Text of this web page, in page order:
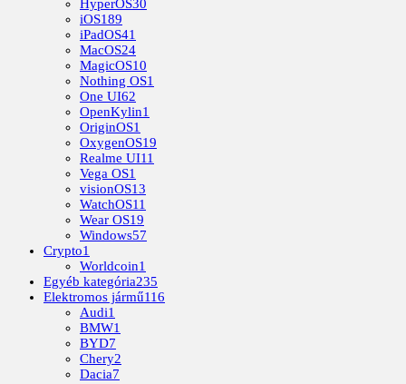
HyperOS30
iOS189
iPadOS41
MacOS24
MagicOS10
Nothing OS1
One UI62
OpenKylin1
OriginOS1
OxygenOS19
Realme UI11
Vega OS1
visionOS13
WatchOS11
Wear OS19
Windows57
Crypto1
Worldcoin1
Egyéb kategória235
Elektromos jármű116
Audi1
BMW1
BYD7
Chery2
Dacia7